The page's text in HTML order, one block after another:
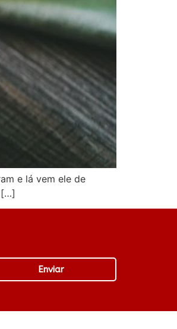
e lá vem ele de
[…]
Enviar